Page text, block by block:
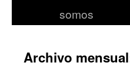
somos
Archivo